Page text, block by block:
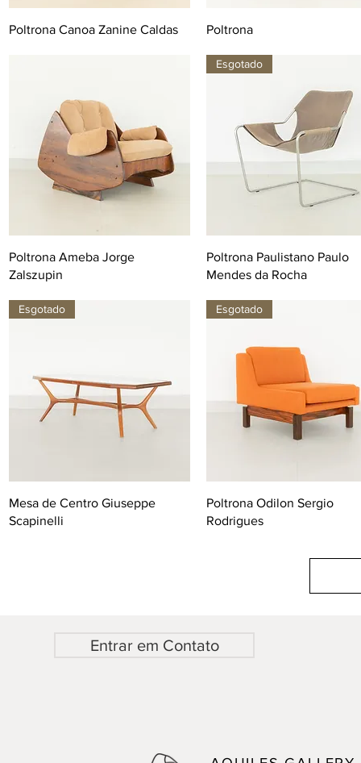
Poltrona Canoa Zanine Caldas Poltrona
Poltrona Ameba Jorge
Zalszupin
Esgotado
Poltrona Paulistano Paulo
Mendes da Rocha
Esgotado
Mesa de Centro Giuseppe
Scapinelli
Esgotado
Poltrona Odilon Sergio
Rodrigues
Entrar em Contato